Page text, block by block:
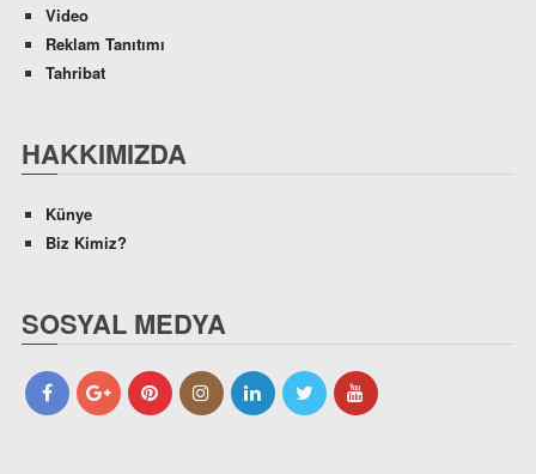
Video
Reklam Tanıtımı
Tahribat
HAKKIMIZDA
Künye
Biz Kimiz?
SOSYAL MEDYA